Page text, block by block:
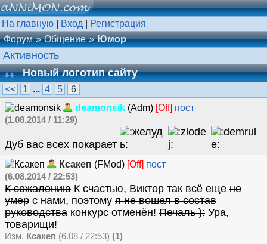
На главную Вход
Регистрация
Форум
Общение Юмор
Активность
Новый логотип сайту
<< 1 ... 4 5
6
deamonsik (Adm) [Off] пост
(1.08.2014 / 11:29)
Дуб вас всех покарает
Ксакеп (FMod) [Off] пост
(6.08.2014 / 22:53)
К сожалению К счастью, Виктор так всё еще не
умер с нами, поэтому я не вошел в состав
руководства конкурс отменён! Печаль ): Ура,
товарищи!
Изм. Ксакеп (6.08 / 22:53) (1)